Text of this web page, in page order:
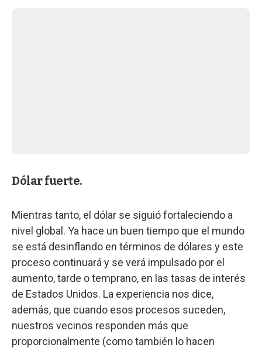
Dólar fuerte.
Mientras tanto, el dólar se siguió fortaleciendo a
nivel global. Ya hace un buen tiempo que el mundo
se está desinflando en términos de dólares y este
proceso continuará y se verá impulsado por el
aumento, tarde o temprano, en las tasas de interés
de Estados Unidos. La experiencia nos dice,
además, que cuando esos procesos suceden,
nuestros vecinos responden más que
proporcionalmente (como también lo hacen